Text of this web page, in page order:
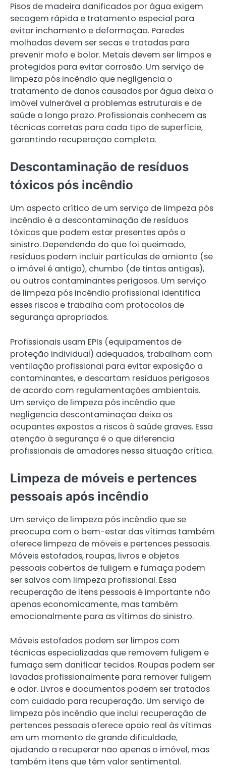
Pisos de madeira danificados por água exigem
secagem rápida e tratamento especial para
evitar inchamento e deformação. Paredes
molhadas devem ser secas e tratadas para
prevenir mofo e bolor. Metais devem ser limpos e
protegidos para evitar corrosão. Um serviço de
limpeza pós incêndio que negligencia o
tratamento de danos causados por água deixa o
imóvel vulnerável a problemas estruturais e de
saúde a longo prazo. Profissionais conhecem as
técnicas corretas para cada tipo de superfície,
garantindo recuperação completa.
Descontaminação de resíduos
tóxicos pós incêndio
Um aspecto crítico de um serviço de limpeza pós
incêndio é a descontaminação de resíduos
tóxicos que podem estar presentes após o
sinistro. Dependendo do que foi queimado,
resíduos podem incluir partículas de amianto (se
o imóvel é antigo), chumbo (de tintas antigas),
ou outros contaminantes perigosos. Um serviço
de limpeza pós incêndio profissional identifica
esses riscos e trabalha com protocolos de
segurança apropriados.
Profissionais usam EPIs (equipamentos de
proteção individual) adequados, trabalham com
ventilação profissional para evitar exposição a
contaminantes, e descartam resíduos perigosos
de acordo com regulamentações ambientais.
Um serviço de limpeza pós incêndio que
negligencia descontaminação deixa os
ocupantes expostos a riscos à saúde graves. Essa
atenção à segurança é o que diferencia
profissionais de amadores nessa situação crítica.
Limpeza de móveis e pertences
pessoais após incêndio
Um serviço de limpeza pós incêndio que se
preocupa com o bem-estar das vítimas também
oferece limpeza de móveis e pertences pessoais.
Móveis estofados, roupas, livros e objetos
pessoais cobertos de fuligem e fumaça podem
ser salvos com limpeza profissional. Essa
recuperação de itens pessoais é importante não
apenas economicamente, mas também
emocionalmente para as vítimas do sinistro.
Móveis estofados podem ser limpos com
técnicas especializadas que removem fuligem e
fumaça sem danificar tecidos. Roupas podem ser
lavadas profissionalmente para remover fuligem
e odor. Livros e documentos podem ser tratados
com cuidado para recuperação. Um serviço de
limpeza pós incêndio que inclui recuperação de
pertences pessoais oferece apoio real às vítimas
em um momento de grande dificuldade,
ajudando a recuperar não apenas o imóvel, mas
também itens que têm valor sentimental.